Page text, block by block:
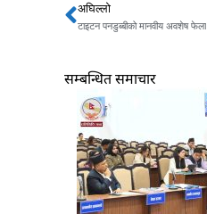
Prev
अघिल्लो
टाइटन पनडुब्बीको मानवीय अवशेष फेला
सम्बन्धित समाचार